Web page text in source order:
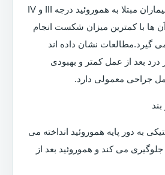
کتومی استاپلر،عمدتا در بیماران مبتلا به هموروئید درجه III و IV
آن ها با کمترین میزان شکست انجام
گیرد.مطالعات نشان داده اند
درد بعد از عمل کمتر و بهبودی
جراحی معمولی دارد.
به دور پایه هموروئید انداخته می
می کند و هموروئید بعد از